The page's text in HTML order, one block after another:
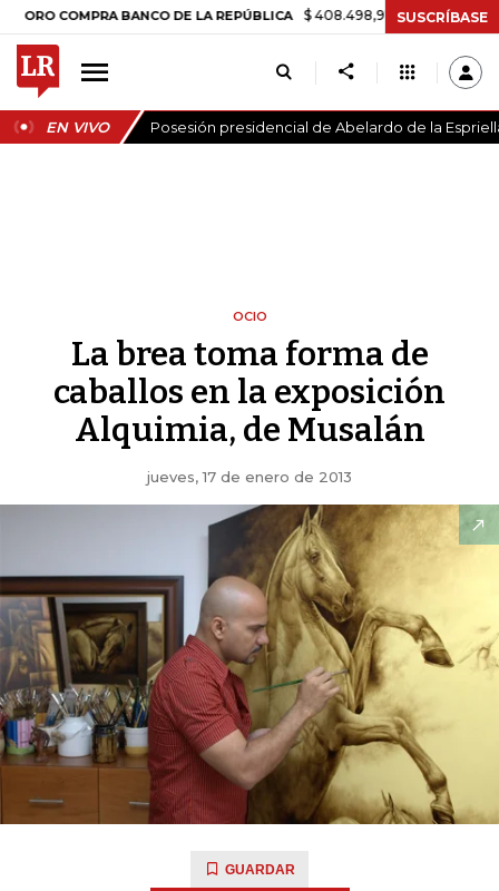
BANCO DE LA REPÚBLICA $ 408.498,97 +$ 8.753,81 +2,19%
SUSCRÍBASE
EN VIVO Posesión presidencial de Abelardo de la
OCIO
La brea toma forma de
caballos en la exposición
Alquimia, de Musalán
jueves, 17 de enero de 2013
GUARDAR